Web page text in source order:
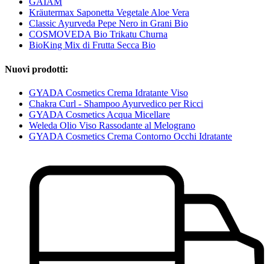
Kräutermax Saponetta Vegetale Aloe Vera
Classic Ayurveda Pepe Nero in Grani Bio
COSMOVEDA Bio Trikatu Churna
BioKing Mix di Frutta Secca Bio
Nuovi prodotti:
GYADA Cosmetics Crema Idratante Viso
Chakra Curl - Shampoo Ayurvedico per Ricci
GYADA Cosmetics Acqua Micellare
Weleda Olio Viso Rassodante al Melograno
GYADA Cosmetics Crema Contorno Occhi Idratante